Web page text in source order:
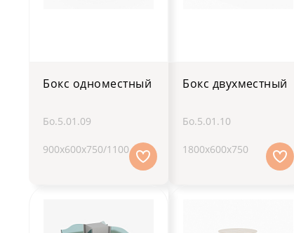
Бокс одноместный
Бо.5.01.09
900х600х750/1100
Бокс двухместный
Бо.5.01.10
1800х600х750